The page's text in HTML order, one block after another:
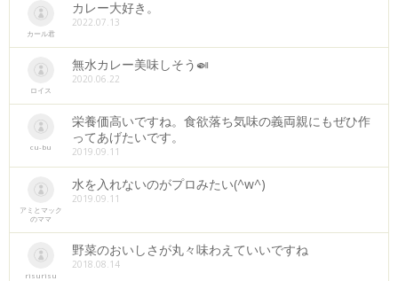
カール君
カレー大好き。
2022.07.13
ロイス
無水カレー美味しそう🍛
2020.06.22
cu-bu
栄養価高いですね。食欲落ち気味の義両親にもぜひ作
ってあげたいです。
2019.09.11
アミとマック
のママ
水を入れないのがプロみたい(^w^)
2019.09.11
risurisu
野菜のおいしさが丸々味わえていいですね
2018.08.14